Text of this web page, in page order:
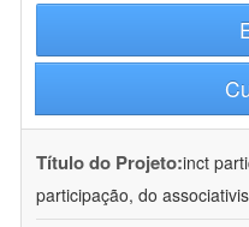
Título do Projeto:inct
participação, do